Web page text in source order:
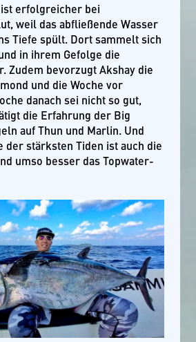
erfolgreicher bei
weil das abfließende Wasser
Tiefe spült. Dort sammelt sich
in ihrem Gefolge die
Zudem bevorzugt Akshay die
und die Woche vor
danach sei nicht so gut,
die Erfahrung der Big
auf Thun und Marlin. Und
der stärksten Tiden ist auch die
umso besser das Topwater-